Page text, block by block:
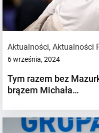
Aktualności, Aktualności
6 września, 2024
Tym razem bez
brązem Michała…